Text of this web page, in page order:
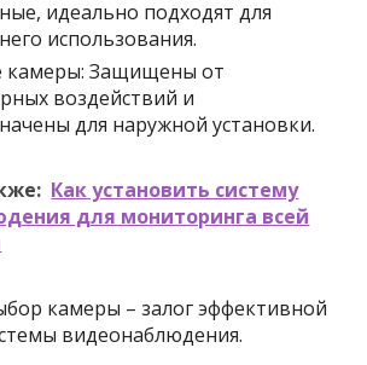
идеально подходят для
использования.
камеры: Защищены от
воздействий и
для наружной установки.
Как установить систему
для мониторинга всей
камеры – залог эффективной
видеонаблюдения.